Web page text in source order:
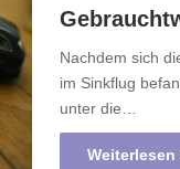
Nachdem sich
im Sinkflug
unter die…
Weiterlesen